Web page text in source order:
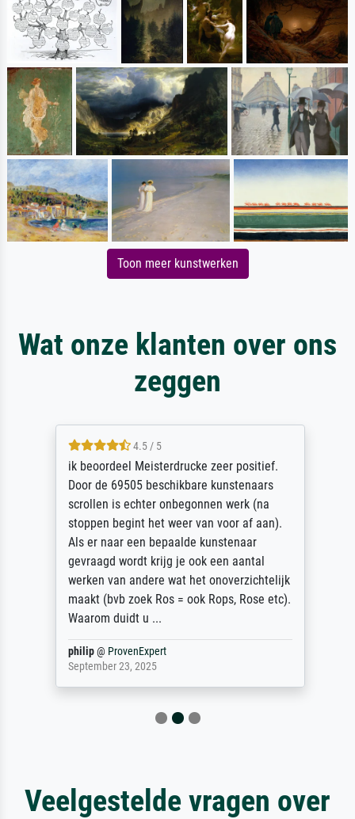
Toon meer kunstwerken
Wat onze klanten over ons
zeggen
4.5 / 5
ik beoordeel Meisterdrucke zeer positief.
Door de 69505 beschikbare kunstenaars
scrollen is echter onbegonnen werk (na
stoppen begint het weer van voor af aan).
Als er naar een bepaalde kunstenaar
gevraagd wordt krijg je ook een aantal
werken van andere wat het onoverzichtelijk
maakt (bvb zoek Ros = ook Rops, Rose etc).
Waarom duidt u ...
philip@ ProvenExpert
September 23, 2025
Veelgestelde vragen over